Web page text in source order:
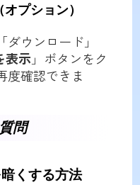
プション）
ウンロード」
表示 」ボタンをク
度確認できま
問
くする方法